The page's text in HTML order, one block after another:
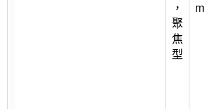
，
聚
焦
型
m